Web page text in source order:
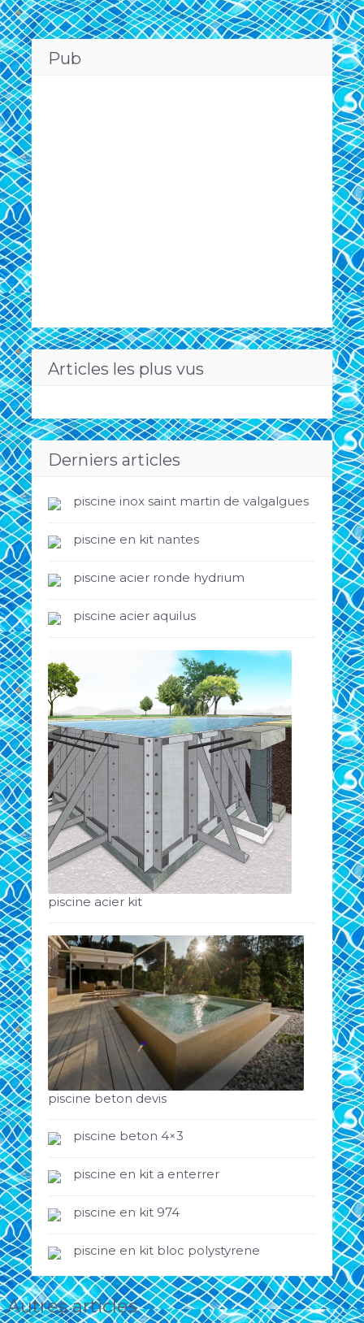
Pub
Articles les plus vus
Derniers articles
piscine inox saint martin de valgalgues
piscine en kit nantes
piscine acier ronde hydrium
piscine acier aquilus
piscine acier kit
piscine beton devis
piscine beton 4×3
piscine en kit a enterrer
piscine en kit 974
piscine en kit bloc polystyrene
Autres articles